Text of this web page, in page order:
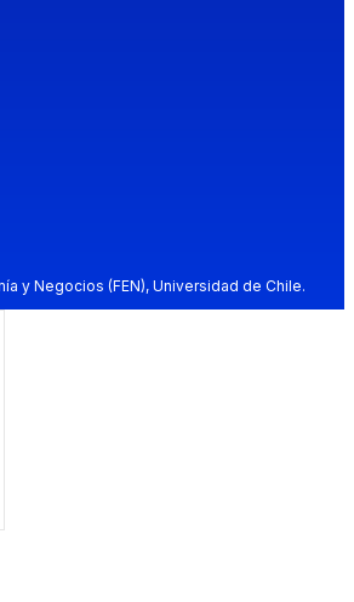
y Negocios (FEN), Universidad de Chile.